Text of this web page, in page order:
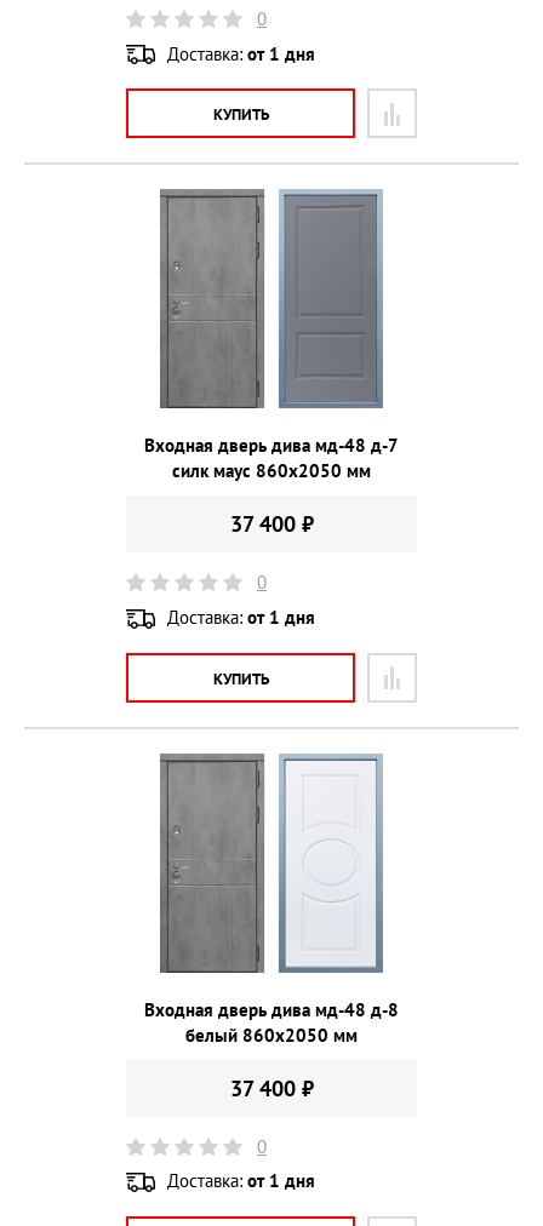
0
Доставка: от 1 дня
КУПИТЬ
Входная дверь дива мд-48 д-7
силк маус 860х2050 мм
37 400 ₽
0
Доставка: от 1 дня
КУПИТЬ
Входная дверь дива мд-48 д-8
белый 860х2050 мм
37 400 ₽
0
Доставка: от 1 дня